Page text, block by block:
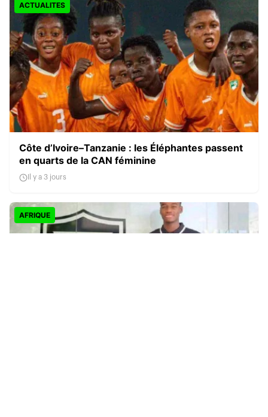
ACTUALITES
Côte d’Ivoire–Tanzanie : les Éléphantes passent
en quarts de la CAN féminine
Il y a 3 jours
AFRIQUE